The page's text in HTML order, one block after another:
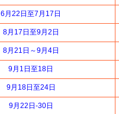
6月22日至7月17日
8月17日至9月2日
8月21日～9月4日
9月1日至18日
9月18日至24日
9月22日-30日